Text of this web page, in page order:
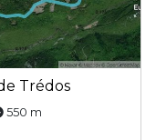
Trédos
550 m